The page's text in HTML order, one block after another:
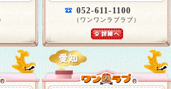
052-611-1100
（ワンワンラブラブ）